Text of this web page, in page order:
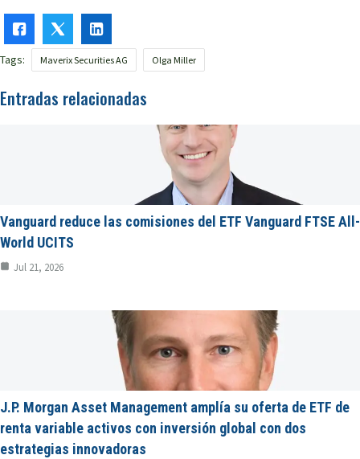
Tags: Maverix Securities AG Olga Miller
Entradas relacionadas
Vanguard reduce las comisiones del ETF Vanguard FTSE All-
World UCITS
Jul 21, 2026
J.P. Morgan Asset Management amplía su oferta de ETF de
renta variable activos con inversión global con dos
estrategias innovadoras